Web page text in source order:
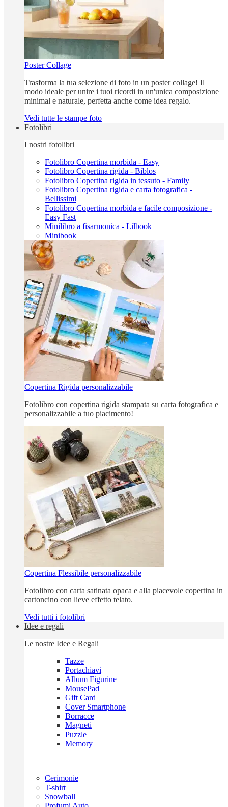
Poster Collage
Trasforma la tua selezione di foto in un poster collage! Il
modo ideale per unire i tuoi ricordi in un'unica composizione
minimal e naturale, perfetta anche come idea regalo.
Vedi tutte le stampe foto
Fotolibri
I nostri fotolibri
Fotolibro Copertina morbida - Easy
Fotolibro Copertina rigida - Biblos
Fotolibro Copertina rigida in tessuto - Family
Fotolibro Copertina rigida e carta fotografica -
Bellissimi
Fotolibro Copertina morbida e facile composizione -
Easy Fast
Minilibro a fisarmonica - Lilbook
Minibook
Copertina Rigida personalizzabile
Fotolibro con copertina rigida stampata su carta fotografica e
personalizzabile a tuo piacimento!
Copertina Flessibile personalizzabile
Fotolibro con carta satinata opaca e alla piacevole copertina in
cartoncino con lieve effetto telato.
Vedi tutti i fotolibri
Idee e regali
Le nostre Idee e Regali
Tazze
Portachiavi
Album Figurine
MousePad
Gift Card
Cover Smartphone
Borracce
Magneti
Puzzle
Memory
Cerimonie
T-shirt
Snowball